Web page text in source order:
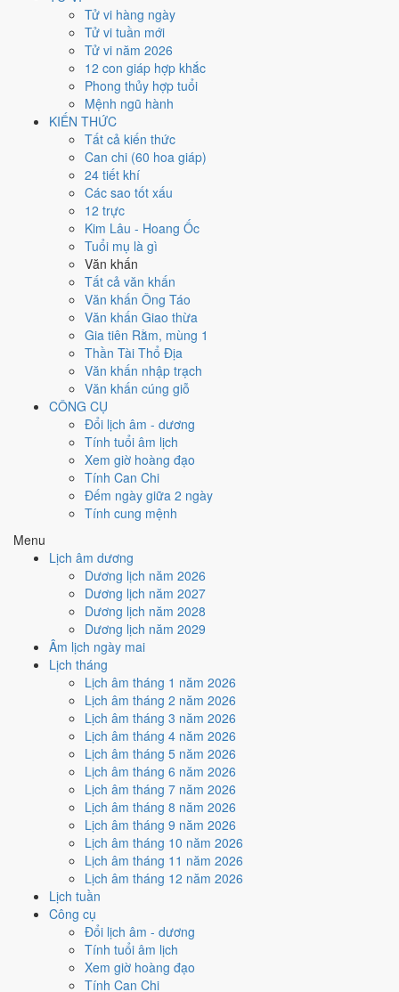
Tử vi hàng ngày
Tử vi tuần mới
Tử vi năm 2026
12 con giáp hợp khắc
Phong thủy hợp tuổi
Mệnh ngũ hành
KIẾN THỨC
Tất cả kiến thức
Can chi (60 hoa giáp)
24 tiết khí
Các sao tốt xấu
12 trực
Kim Lâu - Hoang Ốc
Tuổi mụ là gì
Văn khấn
Tất cả văn khấn
Văn khấn Ông Táo
Văn khấn Giao thừa
Gia tiên Rằm, mùng 1
Thần Tài Thổ Địa
Văn khấn nhập trạch
Văn khấn cúng giỗ
CÔNG CỤ
Đổi lịch âm - dương
Tính tuổi âm lịch
Xem giờ hoàng đạo
Tính Can Chi
Đếm ngày giữa 2 ngày
Tính cung mệnh
Menu
Lịch âm dương
Dương lịch năm 2026
Dương lịch năm 2027
Dương lịch năm 2028
Dương lịch năm 2029
Âm lịch ngày mai
Lịch tháng
Lịch âm tháng 1 năm 2026
Lịch âm tháng 2 năm 2026
Lịch âm tháng 3 năm 2026
Lịch âm tháng 4 năm 2026
Lịch âm tháng 5 năm 2026
Lịch âm tháng 6 năm 2026
Lịch âm tháng 7 năm 2026
Lịch âm tháng 8 năm 2026
Lịch âm tháng 9 năm 2026
Lịch âm tháng 10 năm 2026
Lịch âm tháng 11 năm 2026
Lịch âm tháng 12 năm 2026
Lịch tuần
Công cụ
Đổi lịch âm - dương
Tính tuổi âm lịch
Xem giờ hoàng đạo
Tính Can Chi
Ngày Giáp Thìn có TrựcPhá(ngày phá hoại - đại hung, kỵ trăm sự)
nhưng gặp SaoThanh Long hoàng đạo
3.7/10nên đây làNgày Hung
định lớn khó đảo ngược.
Thân, Tý, Dậuhợp ngày; tuổi
Ngày 7/10/2024 tốt hay xấu cho
việc gì?
Ngày 7/10/2024 đạt3.7/10
Chữa bệnh (tham khảo) (6/10) , thấp nhất là
. Trực Phá (ngày phá hoại - đại hung, kỵ trăm sự) nhưng gặp
Sao Thanh Long hoàng đạo nên điểm từng việc chênh nhau như bảng
Cưới hỏi - đính hôn
Xấu
Cưới hỏi - đính hôn hôm nay ở
Hoàng Đạo, nhưng Trực Phá và Ngày Đại Hung kéo giảm điểm.
Cách tính ngày tốt
🏪
Khai trương - mở cửa hàng
Trung bình
Khai trương - mở cửa hàng hôm nay ở
nhờ hợpSao Tất và Ngày Hoàng Đạo
Ngày Đại Hung kéo giảm điểm.
Cách tính ngày tốt
Ký hợp đồng - giao ước
4/10
Ký hợp đồng - giao ước hôm nay ở
Sao Tất và Ngày Hoàng Đạo
Đại Hung kéo giảm điểm.
Cách tính ngày tốt
Động thổ - khởi công
4 /10Trung bình
Động thổ - khởi công hôm nay ở
Sao Tất và Ngày Hoàng Đạo, nhưng Trực Phá và Ngày
Đại Hung kéo giảm điểm.
Cách tính ngày tốt
Nhập trạch - vào nhà mới
Trung bình
Nhập trạch - vào nhà mới hôm nay ở
nhờ hợp Sao Tất và Ngày Hoàng Đạo
Ngày Đại Hung kéo giảm điểm.
Cách tính ngày tốt
Mua xe - tậu xe
/10 Trung bình
Mua xe - tậu xe hôm nay ở
Tất và Ngày Hoàng Đạo
kéo giảm điểm.
Cách tính ngày tốt
Xuất hành - đi xa